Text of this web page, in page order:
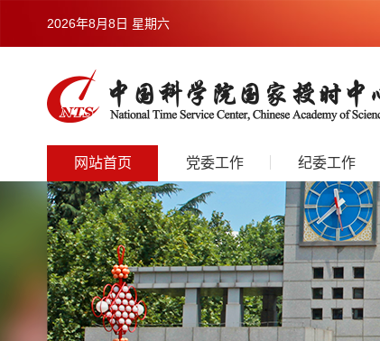
2026年8月8日 星期六
网站首页 党委工作 纪委工作